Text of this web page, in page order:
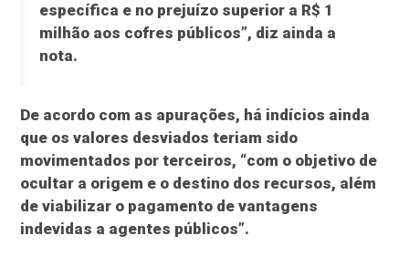
específica e no prejuízo superior a R$ 1
milhão aos cofres públicos”, diz ainda a
nota.
De acordo com as apurações, há indícios ainda
que os valores desviados teriam sido
movimentados por terceiros, “com o objetivo de
ocultar a origem e o destino dos recursos, além
de viabilizar o pagamento de vantagens
indevidas a agentes públicos”.